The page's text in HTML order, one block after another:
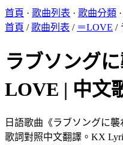
首頁 · 歌曲列表 · 歌曲分類 ·
首頁 /歌曲列表 / ＝LOVE /
ラブソング
LOVE | 中文
日語歌曲《ラブソングに
歌詞對照中文翻譯。KX